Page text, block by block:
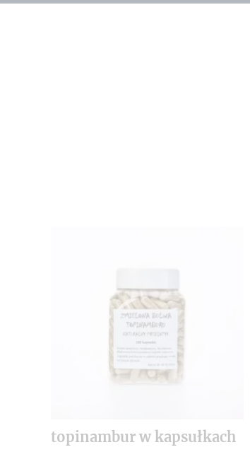
topinambur w kapsułkach